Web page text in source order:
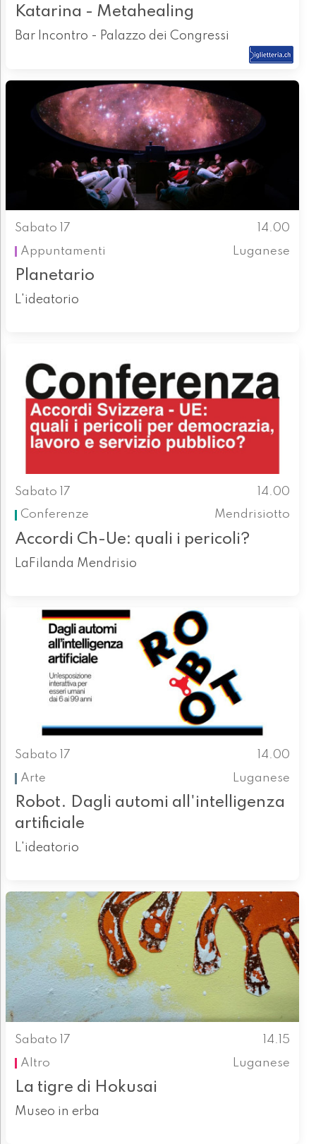
Katarina - Metahealing
Bar Incontro - Palazzo dei Congressi
Sabato 17
14.00
Appuntamenti
Luganese
Planetario
L'ideatorio
Sabato 17
14.00
Conferenze
Mendrisiotto
Accordi Ch-Ue: quali i pericoli?
LaFilanda Mendrisio
Sabato 17
14.00
Arte
Luganese
Robot. Dagli automi all'intelligenza
artificiale
L'ideatorio
Sabato 17
14.15
Altro
Luganese
La tigre di Hokusai
Museo in erba